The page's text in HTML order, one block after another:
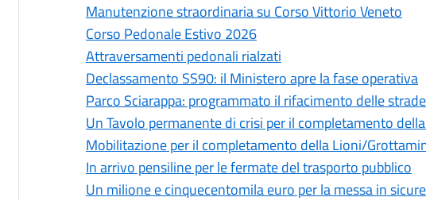
Manutenzione straordinaria su Corso Vittorio Veneto
Corso Pedonale Estivo 2026
Attraversamenti pedonali rialzati
Declassamento SS90: il Ministero apre la fase operativa
Parco Sciarappa: programmato il rifacimento delle strade
Un Tavolo permanente di crisi per il completamento
Mobilitazione per il completamento della Lioni/
In arrivo pensiline per le fermate del trasporto pubblico
Un milione e cinquecentomila euro per la messa in